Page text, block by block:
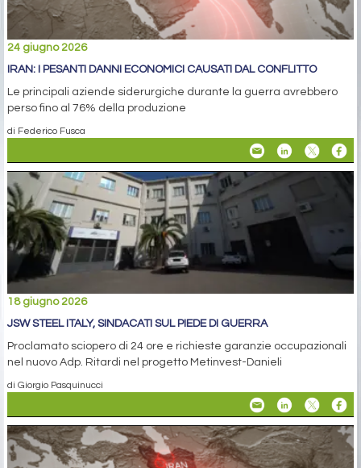
24 giugno 2026
IRAN: I PESANTI DANNI ECONOMICI CAUSATI DAL CONFLITTO
Le principali aziende siderurgiche durante la guerra avrebbero
perso fino al 76% della produzione
di Federico Fusca
18 giugno 2026
JSW STEEL ITALY, SINDACATI SUL PIEDE DI GUERRA
Proclamato sciopero di 24 ore e richieste garanzie occupazionali
nel nuovo Adp. Ritardi nel progetto Metinvest-Danieli
di Giorgio Pasquinucci